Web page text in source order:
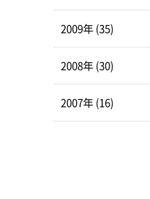
2009年 (35)
2008年 (30)
2007年 (16)